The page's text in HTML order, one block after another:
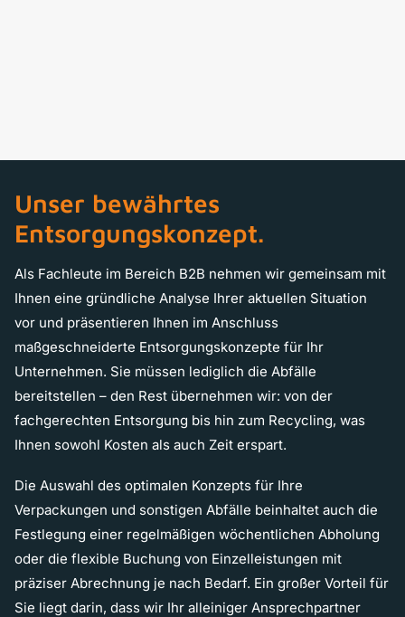
Unser bewährtes
Entsorgungskonzept.
Als Fachleute im Bereich B2B nehmen wir gemeinsam mit
Ihnen eine gründliche Analyse Ihrer aktuellen Situation
vor und präsentieren Ihnen im Anschluss
maßgeschneiderte Entsorgungskonzepte für Ihr
Unternehmen. Sie müssen lediglich die Abfälle
bereitstellen – den Rest übernehmen wir: von der
fachgerechten Entsorgung bis hin zum Recycling, was
Ihnen sowohl Kosten als auch Zeit erspart.
Die Auswahl des optimalen Konzepts für Ihre
Verpackungen und sonstigen Abfälle beinhaltet auch die
Festlegung einer regelmäßigen wöchentlichen Abholung
oder die flexible Buchung von Einzelleistungen mit
präziser Abrechnung je nach Bedarf. Ein großer Vorteil für
Sie liegt darin, dass wir Ihr alleiniger Ansprechpartner